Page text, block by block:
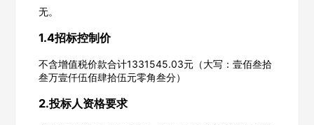
无。
1.4招标控制价
不含增值税价款合计1331545.03元（大写：壹佰叁拾
叁万壹仟伍佰肆拾伍元零角叁分）
2.投标人资格要求